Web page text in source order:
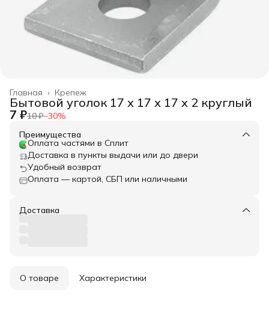
Крепеж
Главная ›
Бытовой уголок 17 х 17 х 17 х 2 круглый
7 ₽10 ₽−30%
Преимущества
Оплата частями в Сплит
Доставка в пункты выдачи или до двери
Удобный возврат
Оплата — картой, СБП или наличными
Доставка
О товаре Характеристики